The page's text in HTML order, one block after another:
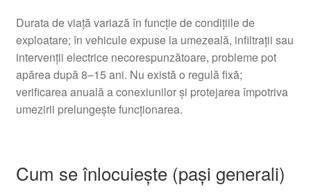
Durata de viață variază în funcție de condițiile de
exploatare; în vehicule expuse la umezeală, infiltrații sau
intervenții electrice necorespunzătoare, probleme pot
apărea după 8–15 ani. Nu există o regulă fixă;
verificarea anuală a conexiunilor și protejarea împotriva
umezirii prelungește funcționarea.
Cum se înlocuiește (pași generali)